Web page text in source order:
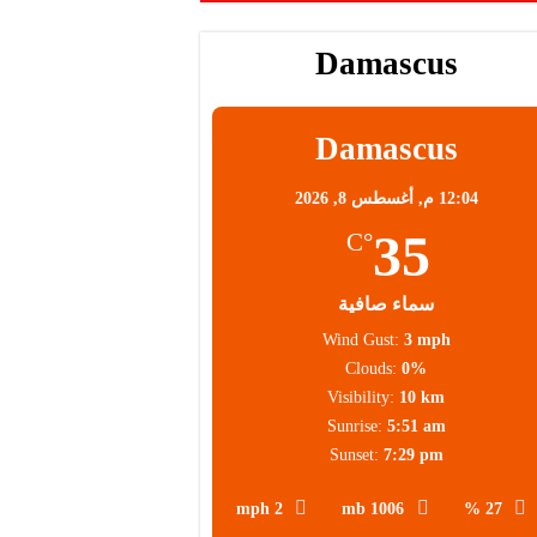
Damascus
Damascus
12:04 م, أغسطس 8, 2026
35
°C
سماء صافية
27 %
1006 mb
2 mph
Wind Gust: 3 mph
Clouds: 0%
Visibility: 10 km
Sunrise: 5:51 am
Sunset: 7:29 pm